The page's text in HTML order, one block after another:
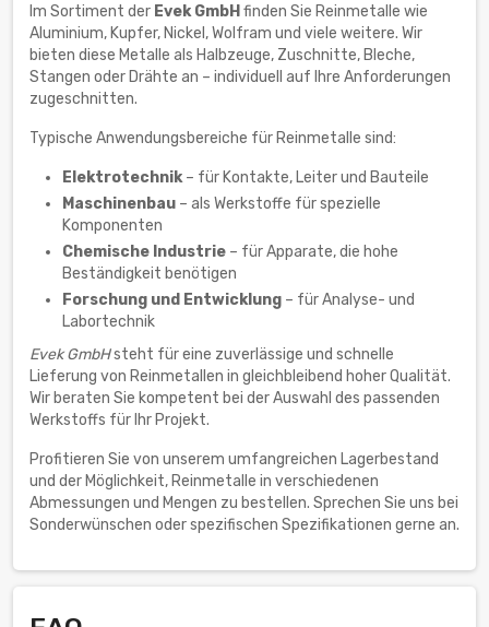
Im Sortiment der Evek GmbH finden Sie Reinmetalle wie
Aluminium, Kupfer, Nickel, Wolfram und viele weitere. Wir
bieten diese Metalle als Halbzeuge, Zuschnitte, Bleche,
Stangen oder Drähte an – individuell auf Ihre Anforderungen
zugeschnitten.
Typische Anwendungsbereiche für Reinmetalle sind:
Elektrotechnik– für Kontakte, Leiter und Bauteile
Maschinenbau – als Werkstoffe für spezielle
Komponenten
Chemische Industrie – für Apparate, die hohe
Beständigkeit benötigen
Forschung und Entwicklung – für Analyse- und
Labortechnik
Evek GmbHsteht für eine zuverlässige und schnelle
Lieferung von Reinmetallen in gleichbleibend hoher Qualität.
Wir beraten Sie kompetent bei der Auswahl des passenden
Werkstoffs für Ihr Projekt.
Profitieren Sie von unserem umfangreichen Lagerbestand
und der Möglichkeit, Reinmetalle in verschiedenen
Abmessungen und Mengen zu bestellen. Sprechen Sie uns bei
Sonderwünschen oder spezifischen Spezifikationen gerne an.